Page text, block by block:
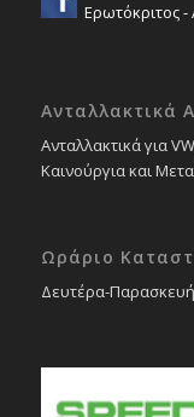
Ερωτόκριτος -
Ανταλλακτικά
Ανταλλακτικά για
Καινούργια και
Ωράριο
Δευτέρα-